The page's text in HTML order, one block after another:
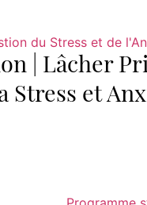
| Lâcher
Stress et